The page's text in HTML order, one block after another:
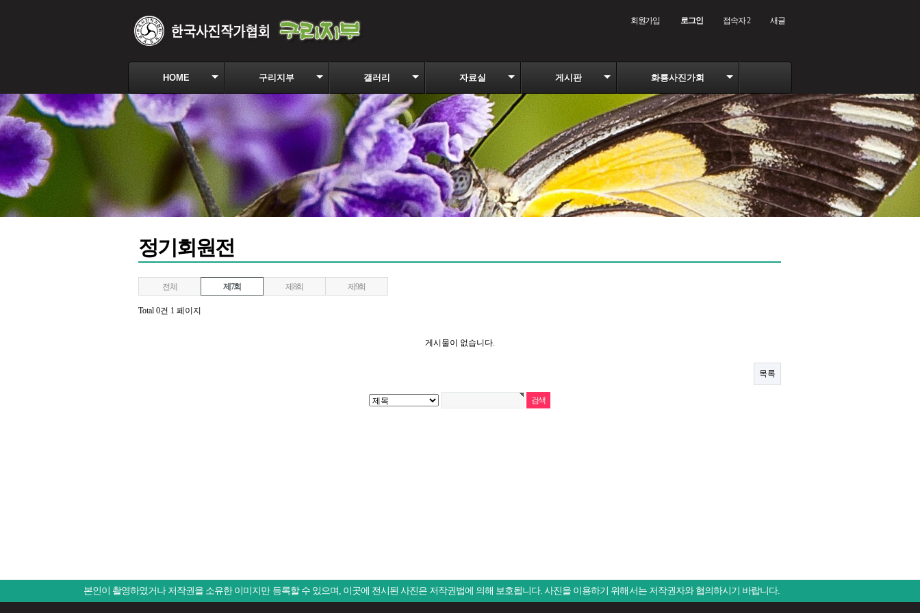
회원가입 로그인 접속자 2 새글
HOME 구리지부 갤러리 자료실 게시판 화룡사진가회
정기회원전
전체 제7회 제8회 제9회
Total 0건 1 페이지
게시물이 없습니다.
목록
본인이 촬영하였거나 저작권을 소유한 이미지만 등록할 수 있으며, 이곳에 전시된 사진은 저작권법에 의해 보호됩니다. 사진을 이용하기 위해서는 저작권자와 협의하시기 바랍니다.